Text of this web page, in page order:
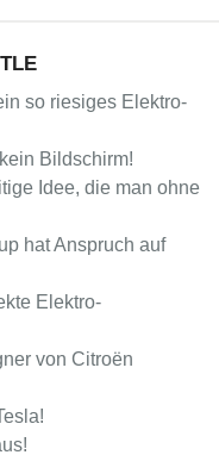
so riesiges Elektro-
Bildschirm!
Idee, die man ohne
hat Anspruch auf
Elektro-
von Citroën